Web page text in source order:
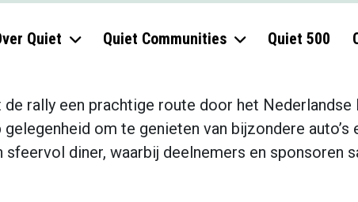
Quiet Quiet Communities Quiet 500
rally een prachtige route door het Nederlandse
om te genieten van bijzondere
diner, waarbij deelnemers en sponsoren